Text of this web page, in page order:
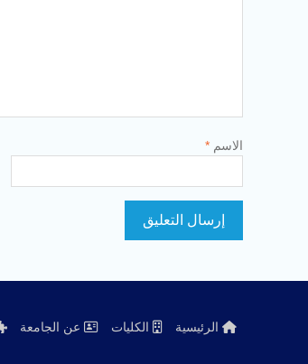
الاسم *
الرئيسية
الكليات عن الجامعة